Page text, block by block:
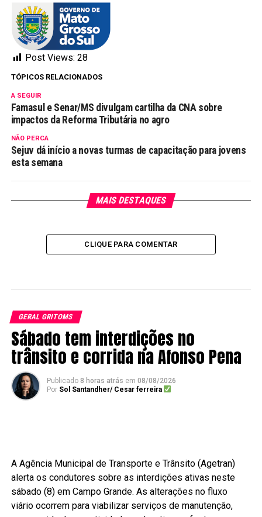
Post Views: 28
TÓPICOS RELACIONADOS
A SEGUIR
Famasul e Senar/MS divulgam cartilha da CNA sobre
impactos da Reforma Tributária no agro
NÃO PERCA
Sejuv dá início a novas turmas de capacitação para jovens
esta semana
MAIS DESTAQUES
CLIQUE PARA COMENTAR
GERAL GRITOMS
Sábado tem interdições no
trânsito e corrida na Afonso Pena
Publicado 8 horas atrás em 08/08/2026
Por Sol Santandher/ Cesar ferreira
A Agência Municipal de Transporte e Trânsito (Agetran)
alerta os condutores sobre as interdições ativas neste
sábado (8) em Campo Grande. As alterações no fluxo
viário ocorrem para viabilizar serviços de manutenção,